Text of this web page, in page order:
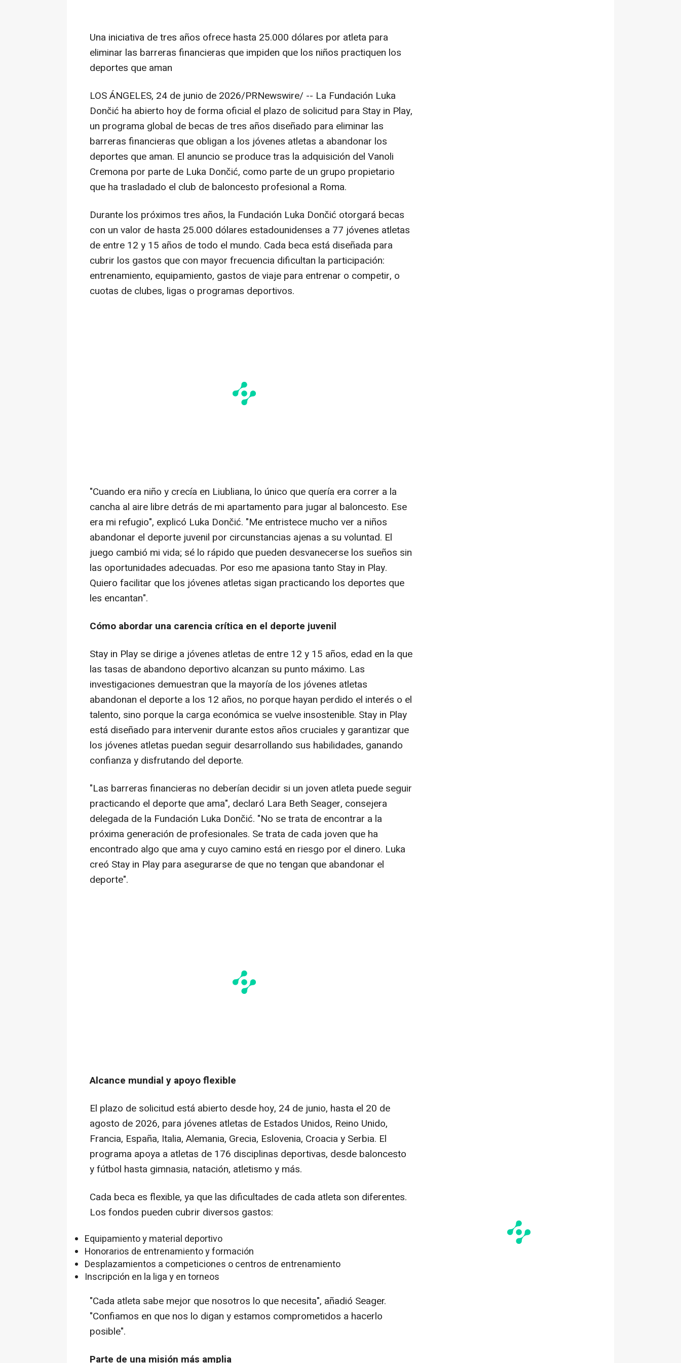
Una iniciativa de tres años ofrece hasta 25.000 dólares por atleta para
eliminar las barreras financieras que impiden que los niños practiquen los
deportes que aman
LOS ÁNGELES, 24 de junio de 2026/PRNewswire/ -- La Fundación Luka
Dončić ha abierto hoy de forma oficial el plazo de solicitud para Stay in Play,
un programa global de becas de tres años diseñado para eliminar las
barreras financieras que obligan a los jóvenes atletas a abandonar los
deportes que aman. El anuncio se produce tras la adquisición del Vanoli
Cremona por parte de Luka Dončić, como parte de un grupo propietario
que ha trasladado el club de baloncesto profesional a Roma.
Durante los próximos tres años, la Fundación Luka Dončić otorgará becas
con un valor de hasta 25.000 dólares estadounidenses a 77 jóvenes atletas
de entre 12 y 15 años de todo el mundo. Cada beca está diseñada para
cubrir los gastos que con mayor frecuencia dificultan la participación:
entrenamiento, equipamiento, gastos de viaje para entrenar o competir, o
cuotas de clubes, ligas o programas deportivos.
"Cuando era niño y crecía en Liubliana, lo único que quería era correr a la
cancha al aire libre detrás de mi apartamento para jugar al baloncesto. Ese
era mi refugio", explicó Luka Dončić. "Me entristece mucho ver a niños
abandonar el deporte juvenil por circunstancias ajenas a su voluntad. El
juego cambió mi vida; sé lo rápido que pueden desvanecerse los sueños sin
las oportunidades adecuadas. Por eso me apasiona tanto Stay in Play.
Quiero facilitar que los jóvenes atletas sigan practicando los deportes que
les encantan".
Cómo abordar una carencia crítica en el deporte juvenil
Stay in Play se dirige a jóvenes atletas de entre 12 y 15 años, edad en la que
las tasas de abandono deportivo alcanzan su punto máximo. Las
investigaciones demuestran que la mayoría de los jóvenes atletas
abandonan el deporte a los 12 años, no porque hayan perdido el interés o el
talento, sino porque la carga económica se vuelve insostenible. Stay in Play
está diseñado para intervenir durante estos años cruciales y garantizar que
los jóvenes atletas puedan seguir desarrollando sus habilidades, ganando
confianza y disfrutando del deporte.
"Las barreras financieras no deberían decidir si un joven atleta puede seguir
practicando el deporte que ama", declaró Lara Beth Seager, consejera
delegada de la Fundación Luka Dončić. "No se trata de encontrar a la
próxima generación de profesionales. Se trata de cada joven que ha
encontrado algo que ama y cuyo camino está en riesgo por el dinero. Luka
creó Stay in Play para asegurarse de que no tengan que abandonar el
deporte".
Alcance mundial y apoyo flexible
El plazo de solicitud está abierto desde hoy, 24 de junio, hasta el 20 de
agosto de 2026, para jóvenes atletas de Estados Unidos, Reino Unido,
Francia, España, Italia, Alemania, Grecia, Eslovenia, Croacia y Serbia. El
programa apoya a atletas de 176 disciplinas deportivas, desde baloncesto
y fútbol hasta gimnasia, natación, atletismo y más.
Cada beca es flexible, ya que las dificultades de cada atleta son diferentes.
Los fondos pueden cubrir diversos gastos:
Equipamiento y material deportivo
Honorarios de entrenamiento y formación
Desplazamientos a competiciones o centros de entrenamiento
Inscripción en la liga y en torneos
"Cada atleta sabe mejor que nosotros lo que necesita", añadió Seager.
"Confiamos en que nos lo digan y estamos comprometidos a hacerlo
posible".
Parte de una misión más amplia